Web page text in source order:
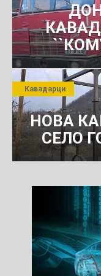
НОВА
СЕЛО
Кавадарци